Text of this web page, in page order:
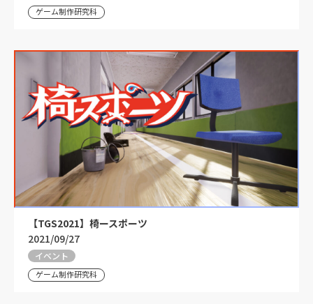
ゲーム制作研究科
【TGS2021】椅ースポーツ
2021/09/27
イベント
ゲーム制作研究科